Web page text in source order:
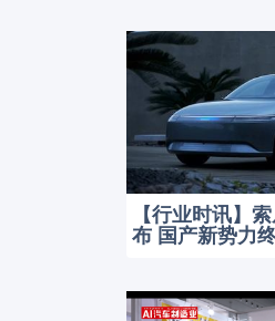
【行业时讯】
布 国产新势力